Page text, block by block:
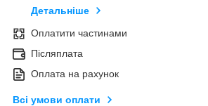
Детальніше
Оплатити частинами
Післяплата
Оплата на рахунок
Всі умови оплати